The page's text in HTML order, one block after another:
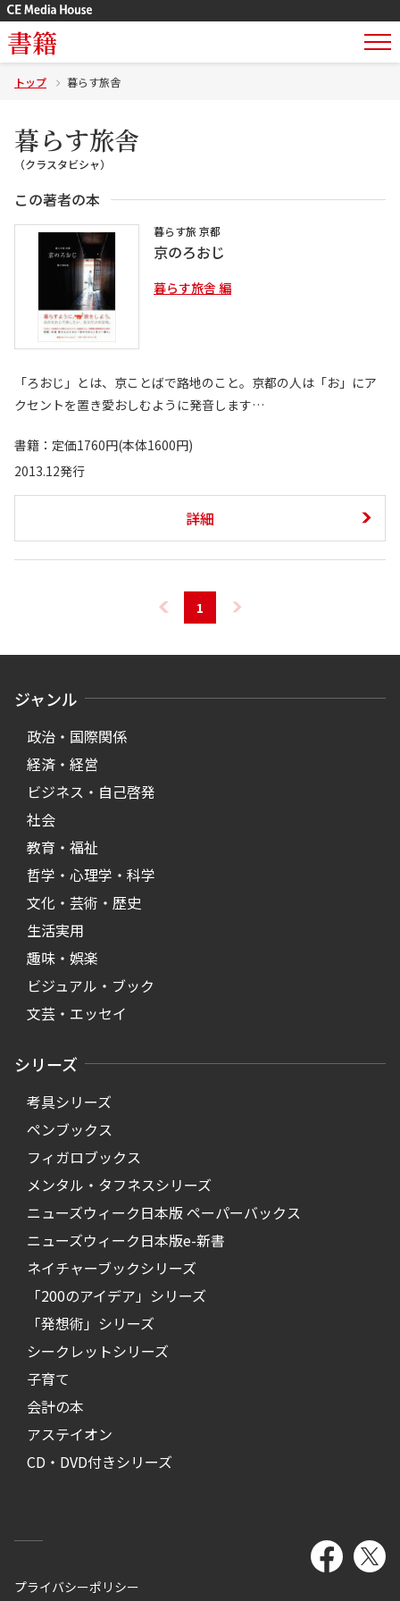
書籍
トップ 暮らす旅舎
暮らす旅舎
（クラスタビシャ）
この著者の本
暮らす旅 京都
京のろおじ
暮らす旅舎 編
「ろおじ」とは、京ことばで路地のこと。京都の人は「お」にア
クセントを置き愛おしむように発音します…
書籍：定価1760円(本体1600円)
2013.12発行
詳細
1
ジャンル
政治・国際関係
経済・経営
ビジネス・自己啓発
社会
教育・福祉
哲学・心理学・科学
文化・芸術・歴史
生活実用
趣味・娯楽
ビジュアル・ブック
文芸・エッセイ
シリーズ
考具シリーズ
ペンブックス
フィガロブックス
メンタル・タフネスシリーズ
ニューズウィーク日本版 ペーパーバックス
ニューズウィーク日本版e-新書
ネイチャーブックシリーズ
「200のアイデア」シリーズ
「発想術」シリーズ
シークレットシリーズ
子育て
会計の本
アステイオン
CD・DVD付きシリーズ
プライバシーポリシー